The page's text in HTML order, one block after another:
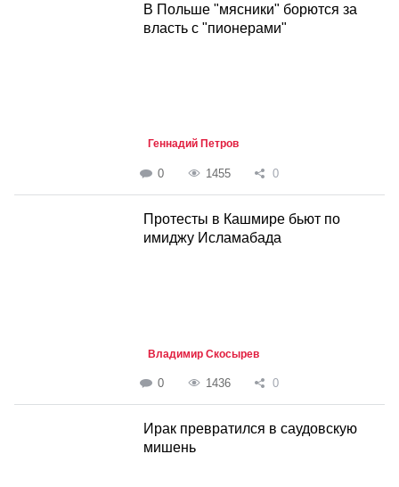
В Польше "мясники" борются за
власть с "пионерами"
Геннадий Петров
0 1455 0
Протесты в Кашмире бьют по
имиджу Исламабада
Владимир Скосырев
0 1436 0
Ирак превратился в саудовскую
мишень